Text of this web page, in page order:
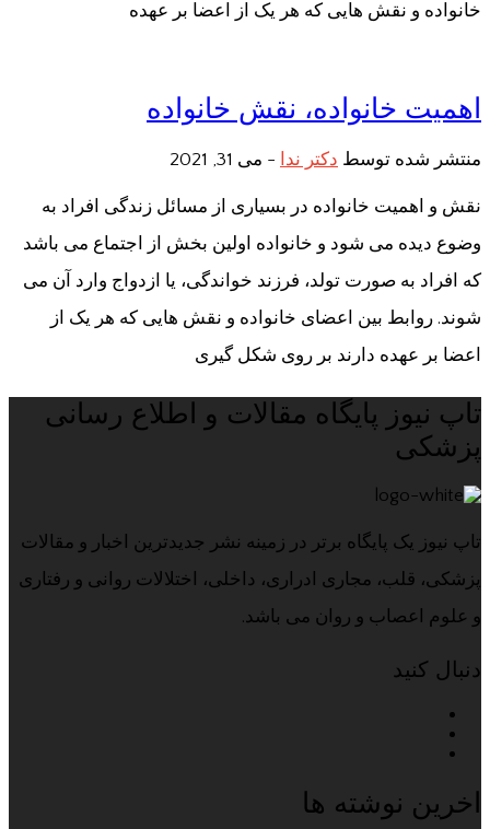
خانواده و نقش هایی که هر یک از اعضا بر عهده
اهمیت خانواده، نقش خانواده
منتشر شده توسط دکتر ندا - می 31, 2021
نقش و اهمیت خانواده در بسیاری از مسائل زندگی افراد به
وضوع دیده می شود و خانواده اولین بخش از اجتماع می باشد
که افراد به صورت تولد، فرزند خواندگی، یا ازدواج وارد آن می
شوند. روابط بین اعضای خانواده و نقش هایی که هر یک از
اعضا بر عهده دارند بر روی شکل گیری
تاپ نیوز پایگاه مقالات و اطلاع رسانی
پزشکی
تاپ نیوز یک پایگاه برتر در زمینه نشر جدیدترین اخبار و مقالات
پزشکی، قلب، مجاری ادراری، داخلی، اختلالات روانی و رفتاری
و علوم اعصاب و روان می باشد.
دنبال کنید
اخرین نوشته ها